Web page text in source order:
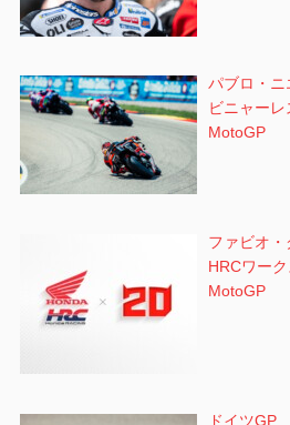
パブロ・ニ
ビニャー
MotoGP
ファビオ
HRCワー
MotoGP
ドイツGP